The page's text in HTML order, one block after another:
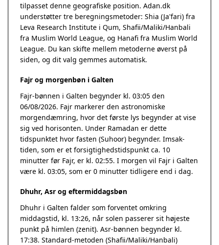
tilpasset denne geografiske position. Adan.dk
understøtter tre beregningsmetoder: Shia (Ja'fari) fra
Leva Research Institute i Qum, Shafii/Maliki/Hanbali
fra Muslim World League, og Hanafi fra Muslim World
League. Du kan skifte mellem metoderne øverst på
siden, og dit valg gemmes automatisk.
Fajr og morgenbøn i Galten
Fajr-bønnen i Galten begynder kl. 03:05 den
06/08/2026. Fajr markerer den astronomiske
morgendæmring, hvor det første lys begynder at vise
sig ved horisonten. Under Ramadan er dette
tidspunktet hvor fasten (Suhoor) begynder. Imsak-
tiden, som er et forsigtighedstidspunkt ca. 10
minutter før Fajr, er kl. 02:55. I morgen vil Fajr i Galten
være kl. 03:05, som er 0 minutter tidligere end i dag.
Dhuhr, Asr og eftermiddagsbøn
Dhuhr i Galten falder som forventet omkring
middagstid, kl. 13:26, når solen passerer sit højeste
punkt på himlen (zenit). Asr-bønnen begynder kl.
17:38. Standard-metoden (Shafii/Maliki/Hanbali)